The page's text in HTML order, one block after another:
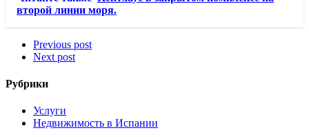
второй линии моря.
Previous post
Next post
Рубрики
Услуги
Недвижимость в Испании